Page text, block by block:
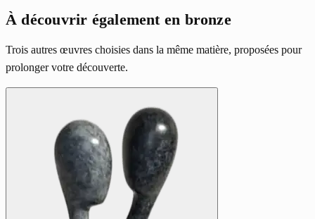
À découvrir également en bronze
Trois autres œuvres choisies dans la même matière, proposées pour
prolonger votre découverte.